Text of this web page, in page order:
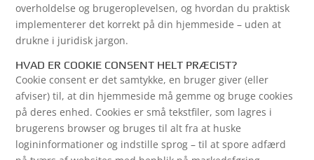
overholdelse og brugeroplevelsen, og hvordan du praktisk
implementerer det korrekt på din hjemmeside – uden at
drukne i juridisk jargon.
HVAD ER COOKIE CONSENT HELT PRÆCIST?
Cookie consent er det samtykke, en bruger giver (eller
afviser) til, at din hjemmeside må gemme og bruge cookies
på deres enhed. Cookies er små tekstfiler, som lagres i
brugerens browser og bruges til alt fra at huske
logininformationer og indstille sprog – til at spore adfærd